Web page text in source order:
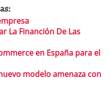
La Financión De Las
en España para el
modelo amenaza con